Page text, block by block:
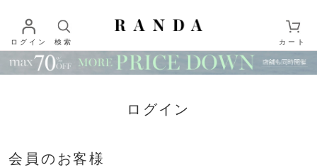
ログイン 検索 カート
ログイン
会員のお客様